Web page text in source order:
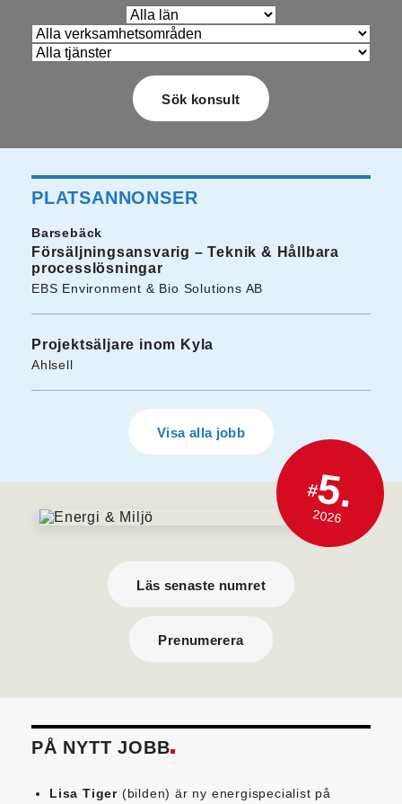
PLATSANNONSER
Barsebäck
Försäljningsansvarig – Teknik & Hållbara
processlösningar
EBS Environment & Bio Solutions AB
Projektsäljare inom Kyla
Ahlsell
Visa alla jobb
#5.
2026
Läs senaste numret
Prenumerera
PÅ NYTT JOBB
Lisa Tiger (bilden) är ny energispecialist på